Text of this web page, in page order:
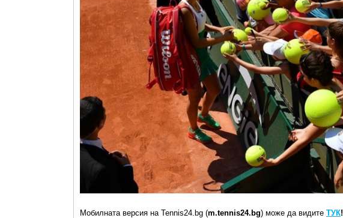
Мобилната версия на Tennis24.bg (m.tennis24.bg) може да видите ТУК!